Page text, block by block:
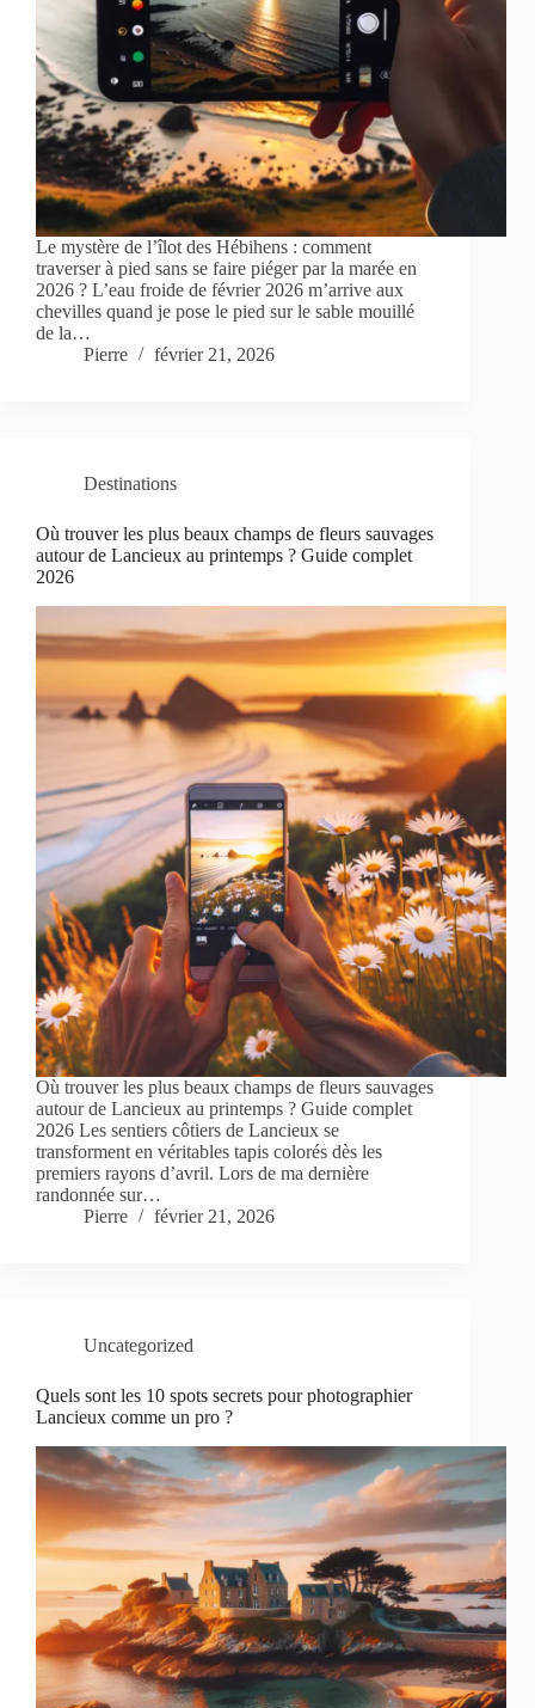
Le mystère de l’îlot des Hébihens : comment
traverser à pied sans se faire piéger par la marée en
2026 ? L’eau froide de février 2026 m’arrive aux
chevilles quand je pose le pied sur le sable mouillé
de la…
Pierre
février 21, 2026
Destinations
Où trouver les plus beaux champs de fleurs sauvages
autour de Lancieux au printemps ? Guide complet
2026
Où trouver les plus beaux champs de fleurs sauvages
autour de Lancieux au printemps ? Guide complet
2026 Les sentiers côtiers de Lancieux se
transforment en véritables tapis colorés dès les
premiers rayons d’avril. Lors de ma dernière
randonnée sur…
Pierre
février 21, 2026
Uncategorized
Quels sont les 10 spots secrets pour photographier
Lancieux comme un pro ?